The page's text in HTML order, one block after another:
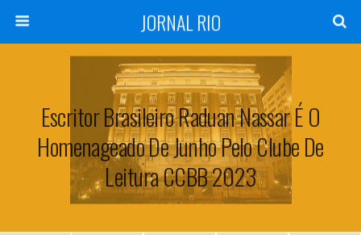
JORNAL RIO
Escritor Brasileiro Raduan Nassar É O
Homenageado De Junho Pelo Clube De
Leitura CCBB 2023